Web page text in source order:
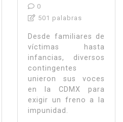
0
501 palabras
Desde familiares de
víctimas hasta
infancias, diversos
contingentes
unieron sus voces
en la CDMX para
exigir un freno a la
impunidad.